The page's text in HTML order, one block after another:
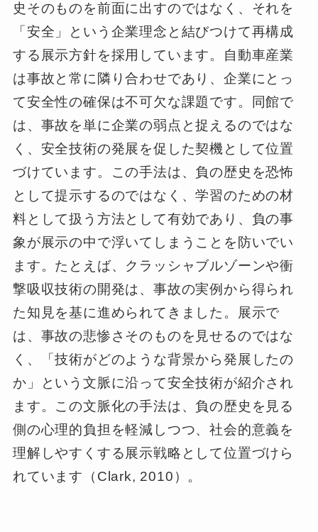
史そのものを前面に出すのではなく、それを
「安全」という企業理念と結びつけて再構成
する展示方針を採用しています。自動車産業
は事故と常に隣り合わせであり、企業にとっ
て安全性の確保は不可欠な課題です。同館で
は、事故を単に企業の弱点と捉えるのではな
く、安全技術の発展を促した契機として位置
づけています。この手法は、負の歴史を恐怖
として提示するのではなく、学習のための材
料として扱う方法として有効であり、負の事
象が展示の中で浮いてしまうことを防いでい
ます。たとえば、クラッシャブルゾーンや衝
撃吸収技術の開発は、事故の実例から得られ
た知見を基に進められてきました。展示で
は、事故の悲惨さそのものを見せるのではな
く、「技術がどのような背景から発展したの
か」という文脈に沿って安全技術が紹介され
ます。この文脈化の手法は、負の歴史を見る
側の心理的負担を軽減しつつ、社会的意義を
理解しやすくする展示戦略として位置づけら
れています（Clark, 2010）。